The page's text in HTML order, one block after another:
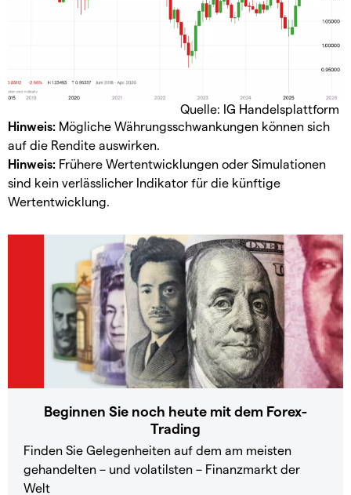
Quelle: IG Handelsplattform
Hinweis: Mögliche Währungsschwankungen können sich
auf die Rendite auswirken.
Hinweis: Frühere Wertentwicklungen oder Simulationen
sind kein verlässlicher Indikator für die künftige
Wertentwicklung.
Beginnen Sie noch heute mit dem Forex-
Trading
Finden Sie Gelegenheiten auf dem am meisten
gehandelten – und volatilsten – Finanzmarkt der
Welt